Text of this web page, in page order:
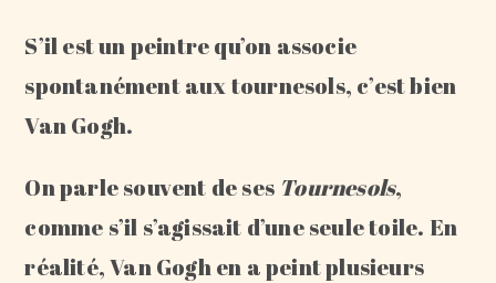
S’il est un peintre qu’on associe
spontanément aux tournesols, c’est bien
Van Gogh.
On parle souvent de ses Tournesols,
comme s’il s’agissait d’une seule toile. En
réalité, Van Gogh en a peint plusieurs